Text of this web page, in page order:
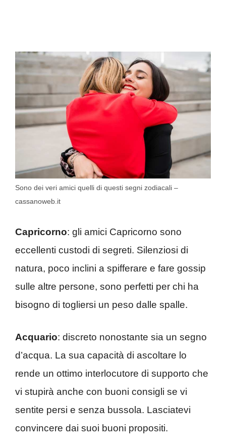
Sono dei veri amici quelli di questi segni zodiacali –
cassanoweb.it
Capricorno: gli amici Capricorno sono
eccellenti custodi di segreti. Silenziosi di
natura, poco inclini a spifferare e fare gossip
sulle altre persone, sono perfetti per chi ha
bisogno di togliersi un peso dalle spalle.
Acquario: discreto nonostante sia un segno
d’acqua. La sua capacità di ascoltare lo
rende un ottimo interlocutore di supporto che
vi stupirà anche con buoni consigli se vi
sentite persi e senza bussola. Lasciatevi
convincere dai suoi buoni propositi.